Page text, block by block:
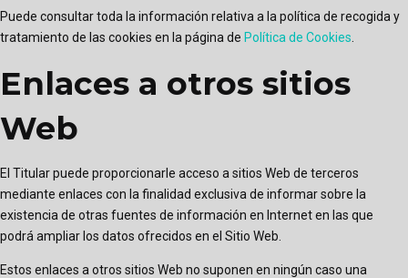
Puede consultar toda la información relativa a la política de recogida y
tratamiento de las cookies en la página de Política de Cookies
Enlaces a otros sitios
Web
El Titular puede proporcionarle acceso a sitios Web de terceros
mediante enlaces con la finalidad exclusiva de informar sobre la
existencia de otras fuentes de información en Internet en las que
podrá ampliar los datos ofrecidos en el Sitio Web.
Estos enlaces a otros sitios Web no suponen en ningún caso una